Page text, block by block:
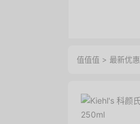
值值值 > 最新优惠